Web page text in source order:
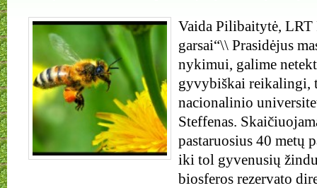
Vaida Pilibaitytė, LRT
garsai“\\ Prasidėjus
nykimui, galime
gyvybiškai reikalingi,
nacionalinio
Steffenas.
pastaruosius 40 metų
iki tol gyvenusių
biosferos rezervato